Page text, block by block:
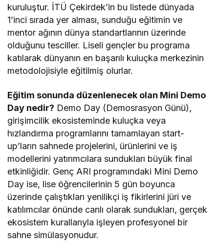
kuruluştur. İTÜ Çekirdek’in bu listede dünyada
1’inci sırada yer alması, sunduğu eğitimin ve
mentor ağının dünya standartlarının üzerinde
olduğunu tesciller. Liseli gençler bu programa
katılarak dünyanın en başarılı kuluçka merkezinin
metodolojisiyle eğitilmiş olurlar.
Eğitim sonunda düzenlenecek olan Mini Demo
Day nedir? Demo Day (Demosrasyon Günü),
girişimcilik ekosisteminde kuluçka veya
hızlandırma programlarını tamamlayan start-
up’ların sahnede projelerini, ürünlerini ve iş
modellerini yatırımcılara sundukları büyük final
etkinliğidir. Genç ARI programındaki Mini Demo
Day ise, lise öğrencilerinin 5 gün boyunca
üzerinde çalıştıkları yenilikçi iş fikirlerini jüri ve
katılımcılar önünde canlı olarak sundukları, gerçek
ekosistem kurallarıyla işleyen profesyonel bir
sahne simülasyonudur.